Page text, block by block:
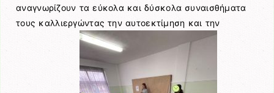
αναγνωρίζουν τα εύκολα και δύσκολα συναισθήματα
τους καλλιεργώντας την αυτοεκτίμηση και την